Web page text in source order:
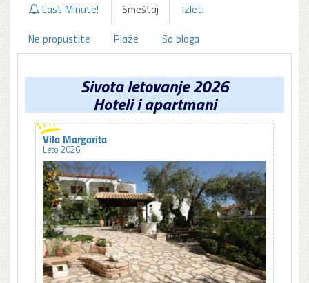
Last Minute! Smeštaj
Izleti
Ne propustite
Plaže Sa bloga
Sivota letovanje 2026
Hoteli i apartmani
Vila Margarita
Leto 2026